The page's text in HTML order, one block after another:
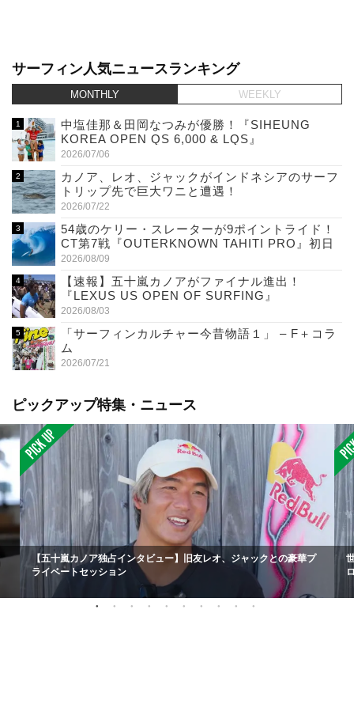
サーフィン人気ニュースランキング
MONTHLY WEEKLY
中塩佳那＆田岡なつみが優勝！『SIHEUNG
KOREA OPEN QS 6,000 & LQS』
2026/07/06
カノア、レオ、ジャックがインドネシアのサーフ
トリップ先で巨大ワニと遭遇！
2026/07/22
54歳のケリー・スレーターが9ポイントライド！
CT第7戦『OUTERKNOWN TAHITI PRO』初日
2026/08/09
【速報】五十嵐カノアがファイナル進出！
『LEXUS US OPEN OF SURFING』
2026/08/03
「サーフィンカルチャー今昔物語１」 – F＋コラ
ム
2026/07/21
ピックアップ特集・ニュース
【五十嵐カノア独占インタビュー】旧友レオ、ジャックとの豪華プ
ライベートセッション